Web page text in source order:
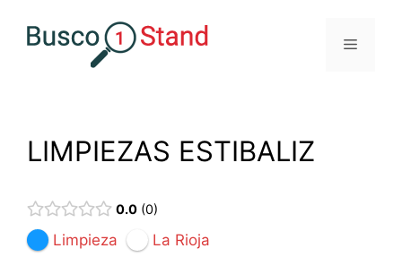
Menú
LIMPIEZAS ESTIBALIZ
0.0 0
Limpieza La Rioja